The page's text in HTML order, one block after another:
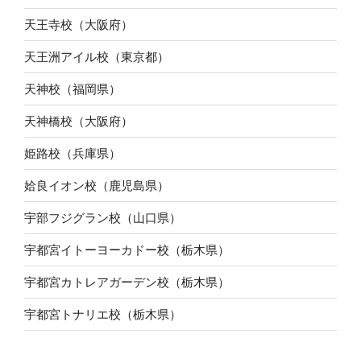
天王寺校（大阪府）
天王洲アイル校（東京都）
天神校（福岡県）
天神橋校（大阪府）
姫路校（兵庫県）
姶良イオン校（鹿児島県）
宇部フジグラン校（山口県）
宇都宮イトーヨーカドー校（栃木県）
宇都宮カトレアガーデン校（栃木県）
宇都宮トナリエ校（栃木県）